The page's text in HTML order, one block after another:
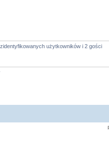
użytkowników i 2 gości